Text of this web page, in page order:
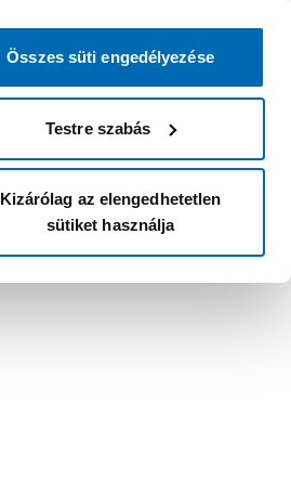
Összes süti engedélyezése
Testre szabás
Kizárólag az elengedhetetlen
sütiket használja